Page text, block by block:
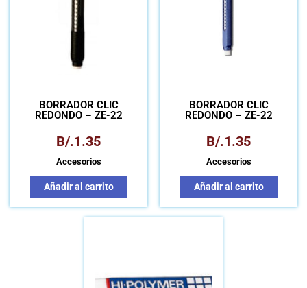
BORRADOR CLIC
REDONDO – ZE-22
B/.1.35
Accesorios
Añadir al carrito
BORRADOR CLIC
REDONDO – ZE-22
B/.1.35
Accesorios
Añadir al carrito